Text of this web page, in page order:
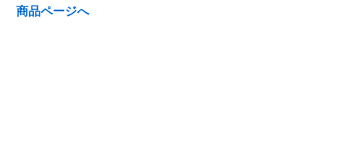
商品ページへ